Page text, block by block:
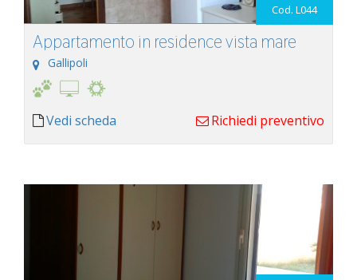
Cod. L044
Appartamento in residence vista mare
Gallipoli
Vedi scheda Richiedi preventivo